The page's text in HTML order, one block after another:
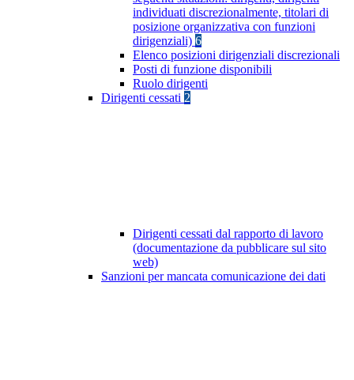
individuati discrezionalmente, titolari di
posizione organizzativa con funzioni
dirigenziali) 6
Elenco posizioni dirigenziali discrezionali
Posti di funzione disponibili
Ruolo dirigenti
Dirigenti cessati 2
Dirigenti cessati dal rapporto di lavoro
(documentazione da pubblicare sul sito
web)
Sanzioni per mancata comunicazione dei dati